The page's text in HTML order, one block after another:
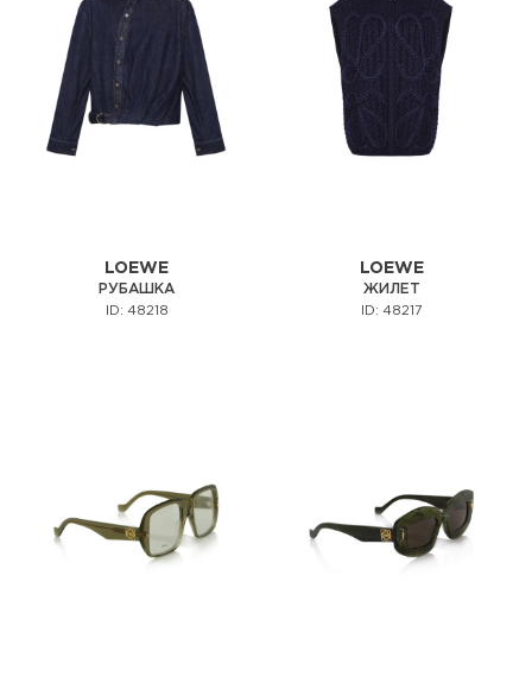
LOEWE
РУБАШКА
ID: 48218
LOEWE
ЖИЛЕТ
ID: 48217